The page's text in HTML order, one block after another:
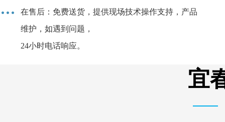
在售后：免费送货，提供现场技术操作支持，产品
维护，如遇到问题，
24小时电话响应。
宜